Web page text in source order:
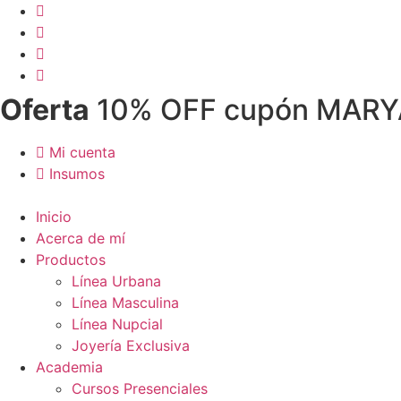
contenido
Oferta 10% OFF cupón
Mi cuenta
Insumos
Inicio
Acerca de mí
Productos
Línea Urbana
Línea Masculina
Línea Nupcial
Joyería Exclusiva
Academia
Cursos Presenciales